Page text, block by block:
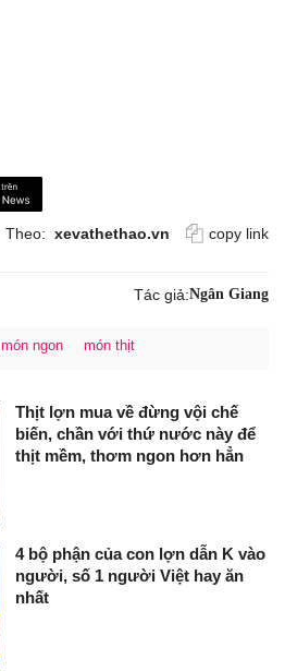
Theo: xevathethao.vn copy link
Tác giả:Ngân Giang
món ngon món thịt
Thịt lợn mua về đừng vội chế
biến, chần với thứ nước này để
thịt mềm, thơm ngon hơn hẳn
4 bộ phận của con lợn dẫn K vào
người, số 1 người Việt hay ăn
nhất